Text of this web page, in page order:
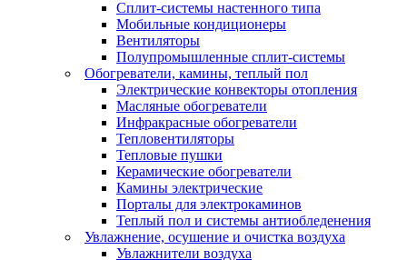
Сплит-системы настенного типа
Мобильные кондиционеры
Вентиляторы
Полупромышленные сплит-системы
Обогреватели, камины, теплый пол
Электрические конвекторы отопления
Масляные обогреватели
Инфракрасные обогреватели
Тепловентиляторы
Тепловые пушки
Керамические обогреватели
Камины электрические
Порталы для электрокаминов
Теплый пол и системы антиобледенения
Увлажнение, осушение и очистка воздуха
Увлажнители воздуха